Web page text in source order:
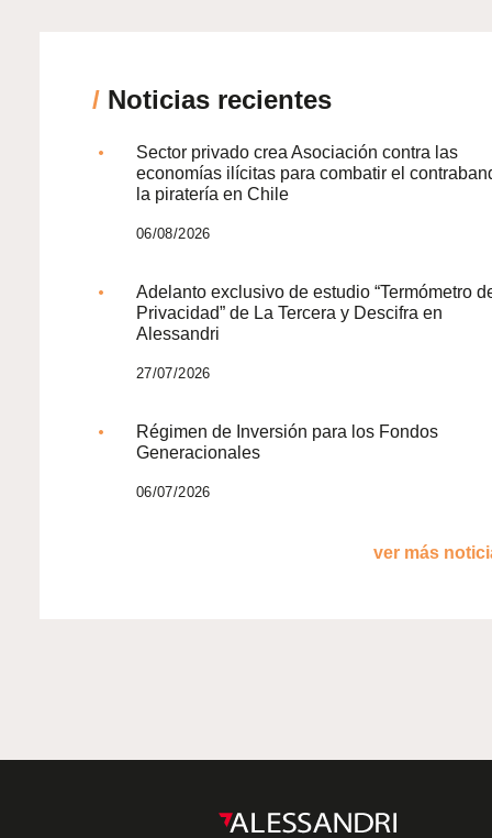
/ Noticias recientes
Sector privado crea Asociación contra las
economías ilícitas para combatir el
la piratería en Chile
06/08/2026
Adelanto exclusivo de estudio “Termómetro
Privacidad” de La Tercera y Descifra en
Alessandri
27/07/2026
Régimen de Inversión para los Fondos
Generacionales
06/07/2026
ver más